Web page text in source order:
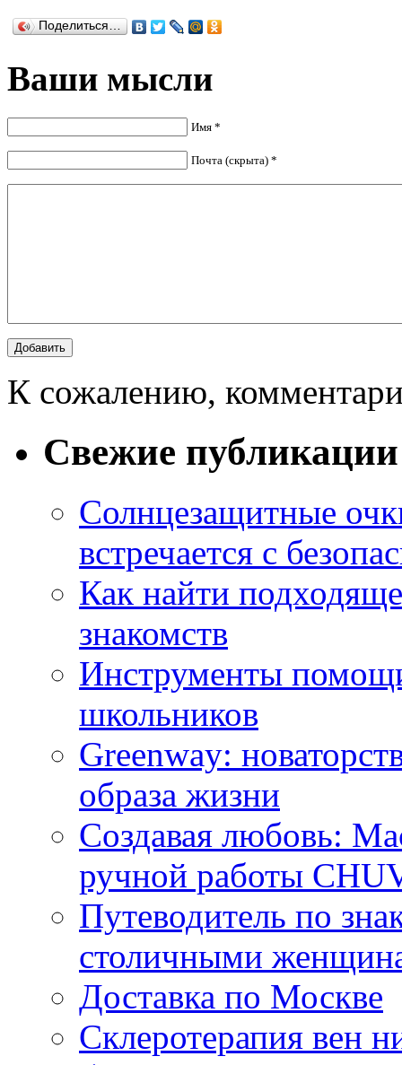
Поделиться…
Ваши мысли
Имя *
Почта (скрыта) *
К сожалению,
Свежие публикации
Солнцезащитные
встречается с
Как найти
знакомств
Инструменты
школьников
Greenway:
образа жизни
Создавая любовь:
ручной работы
Путеводитель по
столичными
Доставка по Москве
Склеротерапия вен